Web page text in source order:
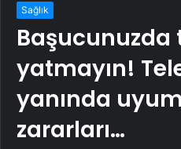
Sağlık
Başucunuzda
yatmayın!
yanında
zararları…